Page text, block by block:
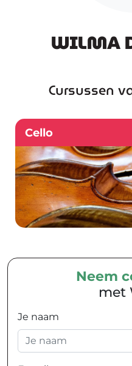
WILMA
Cursussen
Cello
Neem
met
Je naam